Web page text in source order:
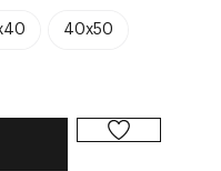
40x50